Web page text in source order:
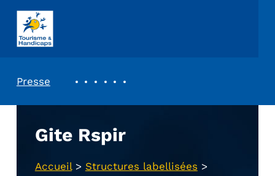
ASSOCIATION TOURISME ET HANDICAPS
Presse
Gite Rspir
Accueil> Structures labellisées >